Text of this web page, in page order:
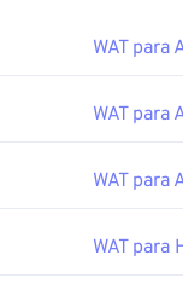
WAT para
WAT para
WAT para
WAT para